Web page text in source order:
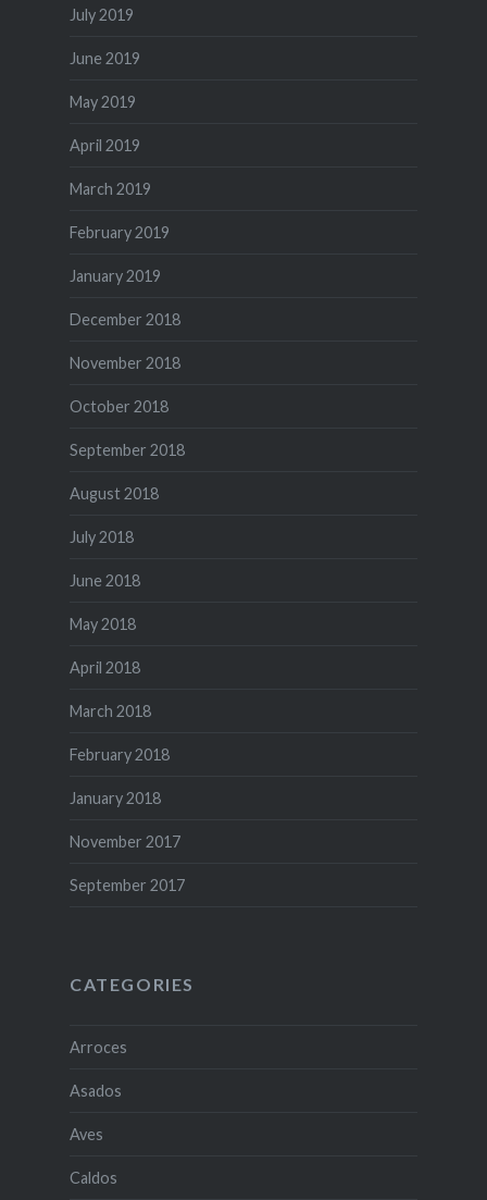
July 2019
June 2019
May 2019
April 2019
March 2019
February 2019
January 2019
December 2018
November 2018
October 2018
September 2018
August 2018
July 2018
June 2018
May 2018
April 2018
March 2018
February 2018
January 2018
November 2017
September 2017
CATEGORIES
Arroces
Asados
Aves
Caldos